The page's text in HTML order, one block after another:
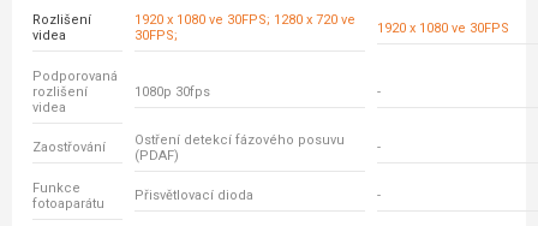
Rozlišení
videa
1920 x 1080 ve 30FPS; 1280 x 720 ve
30FPS;
1920 x 1080 ve 30FPS
Podporovaná
rozlišení
videa
1080p 30fps -
Zaostřování
Ostření detekcí fázového posuvu
(PDAF)
-
Funkce
fotoaparátu
Přisvětlovací dioda -